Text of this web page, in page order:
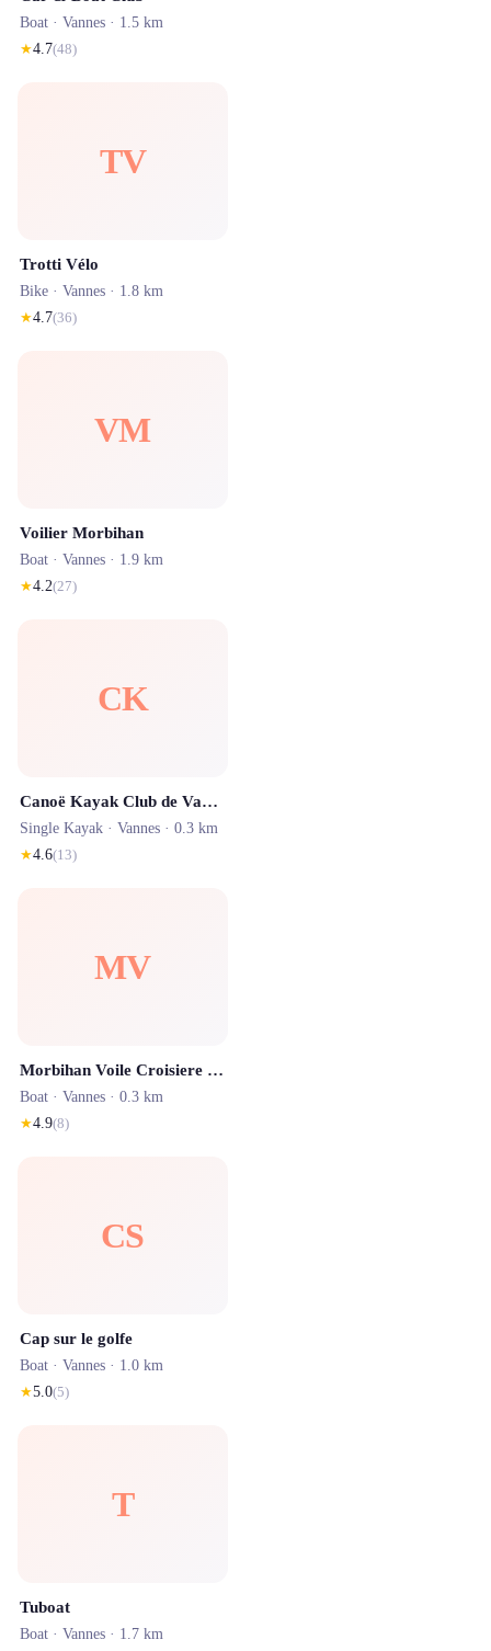
Boat · Vannes · 1.5 km
★4.7(48)
TV
Trotti Vélo
Bike · Vannes · 1.8 km
★4.7(36)
VM
Voilier Morbihan
Boat · Vannes · 1.9 km
★4.2(27)
CK
Canoë Kayak Club de Vannes
Single Kayak · Vannes · 0.3 km
★4.6(13)
MV
Morbihan Voile Croisiere - Location bateau avec skipper - Bretagne - Golfe Morbihan - Baie de quiberon - Vilaine
Boat · Vannes · 0.3 km
★4.9(8)
CS
Cap sur le golfe
Boat · Vannes · 1.0 km
★5.0(5)
T
Tuboat
Boat · Vannes · 1.7 km